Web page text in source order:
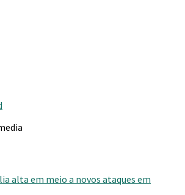
alta em meio a novos ataques em